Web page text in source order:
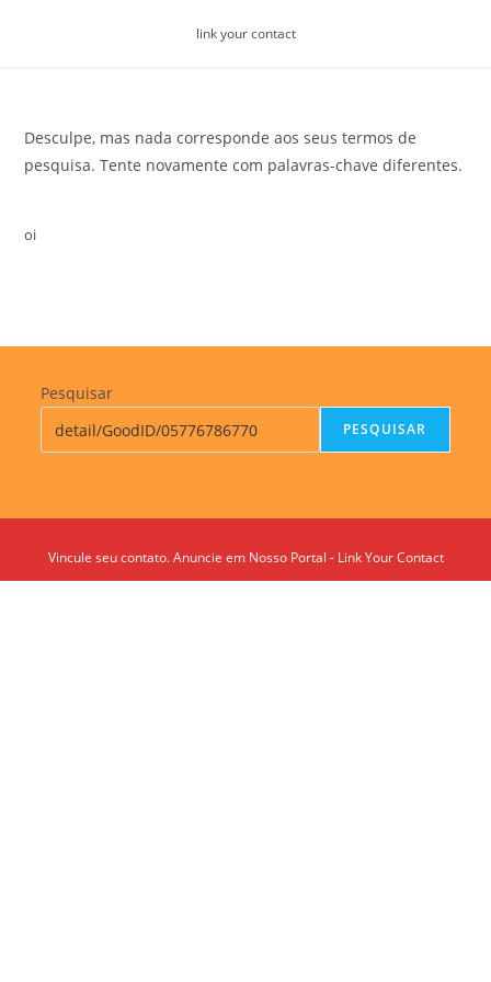
link your contact
Desculpe, mas nada corresponde aos seus termos de
pesquisa. Tente novamente com palavras-chave diferentes.
oi
Pesquisar
PESQUISAR
Vincule seu contato. Anuncie em Nosso Portal - Link Your Contact